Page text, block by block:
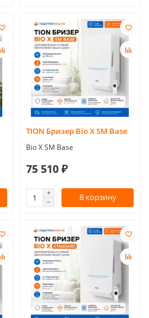
TION Бризер Bio X SM Base
Bio X SM Base
75 510 ₽
В корзину